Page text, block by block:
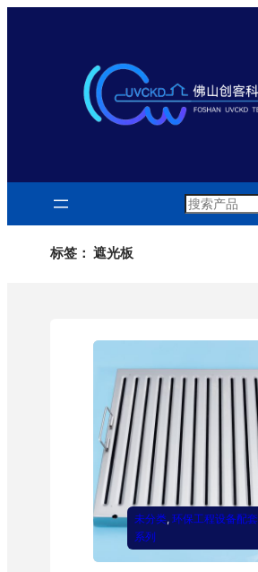
Search
标签： 遮光板
未分类, 环保工程设备配套
系列